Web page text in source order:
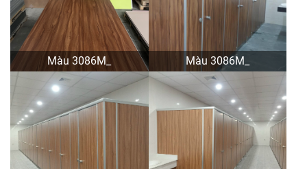
Màu 3086M_ Màu 3086M_